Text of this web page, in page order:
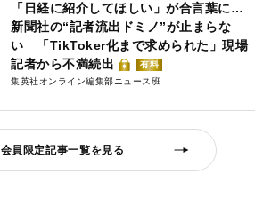
「日経に紹介してほしい」が合言葉に…
新聞社の“記者流出ドミノ”が止まらな
い 「TikToker化まで求められた」現場
記者から不満続出
有料
集英社オンライン編集部ニュース班
会員限定記事一覧を見る